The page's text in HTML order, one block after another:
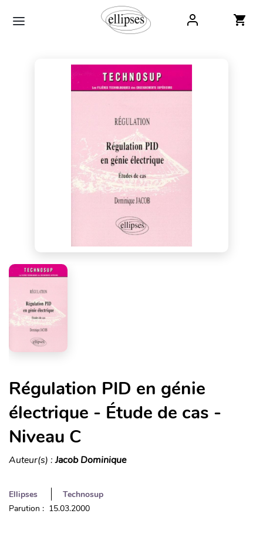
Régulation PID en génie
électrique - Étude de cas -
Niveau C
Auteur(s) :Jacob Dominique
Ellipses
Technosup
Parution : 15.03.2000